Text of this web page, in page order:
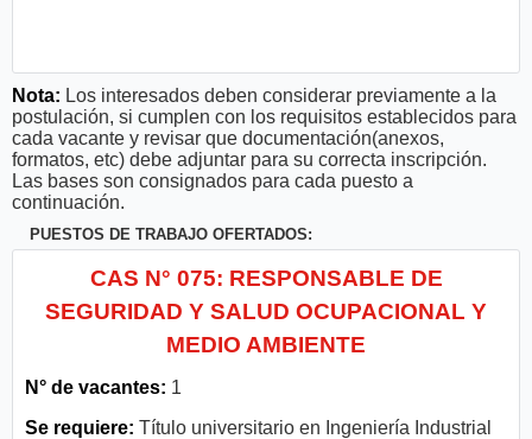
Nota: Los interesados deben considerar previamente a la
postulación, si cumplen con los requisitos establecidos para
cada vacante y revisar que documentación(anexos,
formatos, etc) debe adjuntar para su correcta inscripción.
Las bases son consignados para cada puesto a
continuación.
PUESTOS DE TRABAJO OFERTADOS:
CAS N° 075: RESPONSABLE DE
SEGURIDAD Y SALUD OCUPACIONAL Y
MEDIO AMBIENTE
N° de vacantes: 1
Se requiere: Título universitario en Ingeniería Industrial